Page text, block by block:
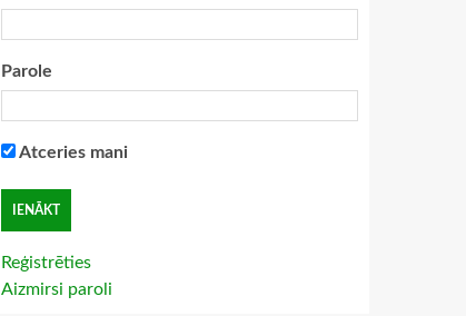
Parole
Atceries mani
Reģistrēties
Aizmirsi paroli